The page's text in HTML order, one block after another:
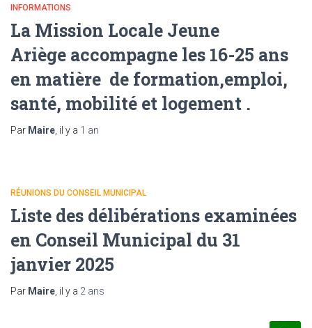
INFORMATIONS
La Mission Locale Jeune
Ariège accompagne les 16-25 ans
en matière de formation,emploi,
santé, mobilité et logement .
Par Maire , il y a 1 an
RÉUNIONS DU CONSEIL MUNICIPAL
Liste des délibérations examinées
en Conseil Municipal du 31
janvier 2025
Par Maire , il y a 2 ans